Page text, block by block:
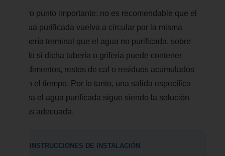
Otro punto importante: no es recomendable que el
agua purificada vuelva a circular por la misma
tubería terminal que el agua no purificada, sobre
todo si dicha tubería o grifería puede contener
sedimentos, restos de cal o residuos acumulados
con el tiempo. Por lo tanto, una salida específica
para el agua purificada sigue siendo la solución
más adecuada.
INSTRUCCIONES DE INSTALACIÓN